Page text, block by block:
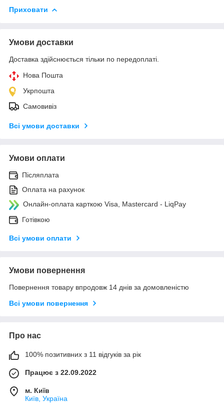
Приховати
Умови доставки
Доставка здійснюється тільки по передоплаті.
Нова Пошта
Укрпошта
Самовивіз
Всі умови доставки
Умови оплати
Післяплата
Оплата на рахунок
Онлайн-оплата карткою Visa, Mastercard - LiqPay
Готівкою
Всі умови оплати
Умови повернення
Повернення товару впродовж 14 днів за домовленістю
Всі умови повернення
Про нас
100% позитивних з 11 відгуків за рік
Працює з 22.09.2022
м. Київ
Київ, Україна